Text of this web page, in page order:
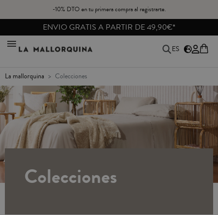
-10% DTO en tu primera compra al registrarte.
ENVIO GRATIS A PARTIR DE 49,90€*
ES
la mallorquina colecciones
Colecciones